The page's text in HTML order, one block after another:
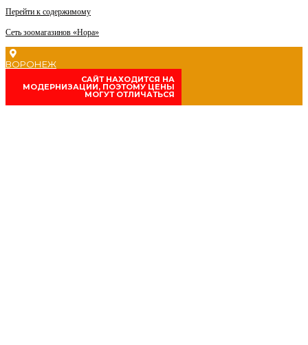
Перейти к содержимому
Сеть зоомагазинов «Нора»
ВОРОНЕЖ
CАЙТ НАХОДИТСЯ НА
МОДЕРНИЗАЦИИ, ПОЭТОМУ ЦЕНЫ
МОГУТ ОТЛИЧАТЬСЯ